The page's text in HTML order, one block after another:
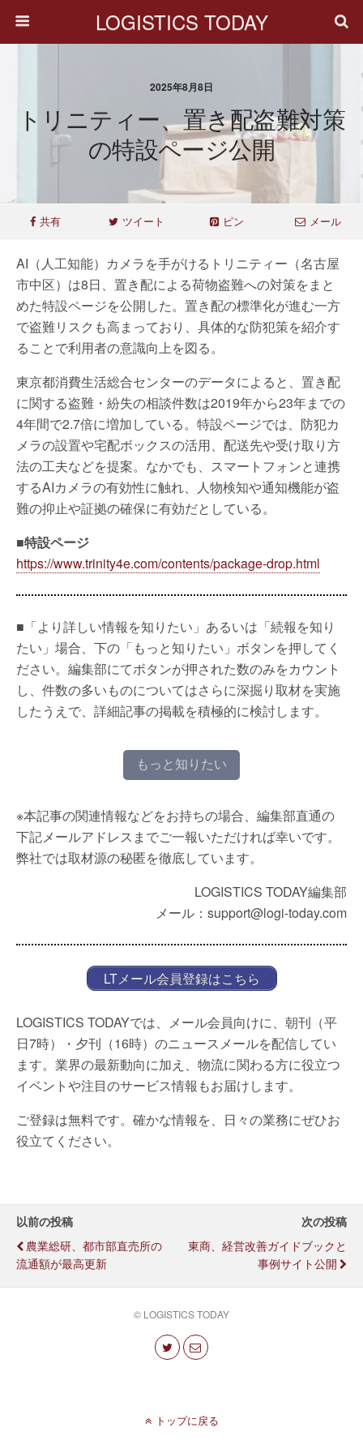
LOGISTICS TODAY
2025年8月8日
トリニティー、置き配盗難対策
の特設ページ公開
共有 ツイート ピン メール
AI（人工知能）カメラを手がけるトリニティー（名古屋
市中区）は8日、置き配による荷物盗難への対策をまと
めた特設ページを公開した。置き配の標準化が進む一方
で盗難リスクも高まっており、具体的な防犯策を紹介す
ることで利用者の意識向上を図る。
東京都消費生活総合センターのデータによると、置き配
に関する盗難・紛失の相談件数は2019年から23年までの
4年間で2.7倍に増加している。特設ページでは、防犯カ
メラの設置や宅配ボックスの活用、配送先や受け取り方
法の工夫などを提案。なかでも、スマートフォンと連携
するAIカメラの有効性に触れ、人物検知や通知機能が盗
難の抑止や証拠の確保に有効だとしている。
■特設ページ
https://www.trinity4e.com/contents/package-drop.html
■「より詳しい情報を知りたい」あるいは「続報を知り
たい」場合、下の「もっと知りたい」ボタンを押してく
ださい。編集部にてボタンが押された数のみをカウント
し、件数の多いものについてはさらに深掘り取材を実施
したうえで、詳細記事の掲載を積極的に検討します。
もっと知りたい
※本記事の関連情報などをお持ちの場合、編集部直通の
下記メールアドレスまでご一報いただければ幸いです。
弊社では取材源の秘匿を徹底しています。
LOGISTICS TODAY編集部
メール：support@logi-today.com
LTメール会員登録はこちら
LOGISTICS TODAYでは、メール会員向けに、朝刊（平
日7時）・夕刊（16時）のニュースメールを配信してい
ます。業界の最新動向に加え、物流に関わる方に役立つ
イベントや注目のサービス情報もお届けします。
ご登録は無料です。確かな情報を、日々の業務にぜひお
役立てください。
以前の投稿
農業総研、都市部直売所の
流通額が最高更新
次の投稿
東商、経営改善ガイドブックと
事例サイト公開
© LOGISTICS TODAY
トップに戻る